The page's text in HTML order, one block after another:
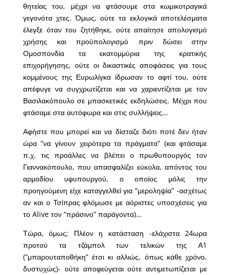
θητείας του, μέχρι να φτάσουμε στα κωμικοτραγικά
γεγονότα χτες. Όμως, ούτε τα εκλογικά αποτελέσματα
έλεγξε όταν του ζητήθηκε, ούτε απαίτησε απολογισμό
χρήσης και προϋπολογισμό πριν δώσει στην
Ομοσπονδία τα εκατομμύρια της κρατικής
επιχορήγησης, ούτε οι δικαστικές αποφάσεις για τους
κομμένους της Ευρωλίγκα ίδρωσαν το αφτί του, ούτε
απέφυγε να συγχρωτίζεται και να χαριεντίζεται με τον
Βασιλακόπουλο σε μπασκετικές εκδηλώσεις. Μέχρι που
φτάσαμε στα αυτόφωρα και στις συλλήψεις…
Αφήστε που μπορεί και να δίσταζε διότι ποτέ δεν ήταν
ώρα “να γίνουν χειρότερα τα πράγματα” (και φτάσαμε
π.χ. τις προάλλες να βλέπει ο πρωθυπουργός τον
Γιαννακόπουλο, που απασφαλίζει εύκολα, απόντος του
αρμοδίου υφυπουργού, ο οποίος μόλις την
προηγούμενη είχε καταγγελθεί για “μεροληψία” -ασχέτως
αν και ο Τσίπρας φλόμωσε με αόριστες υποσχέσεις για
το Alive τον “πράσινο” παράγοντα)…
Τώρα, όμως; Πλέον η κατάσταση -ελάχιστα 24ωρα
προτού τα τζάμπολ των τελικών της Α1
(“μπαρουταποθήκη” έτσι κι αλλιώς, όπως κάθε χρόνο,
δυστυχώς)- ούτε αποφεύγεται ούτε αντιμετωπίζεται με